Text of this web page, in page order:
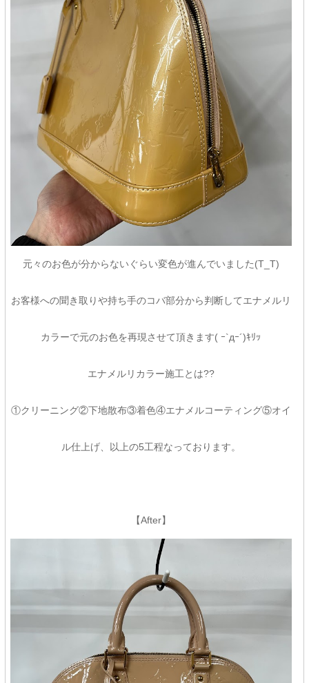
元々のお色が分からないぐらい変色が進んでいました(T_T)
お客様への聞き取りや持ち手のコバ部分から判断してエナメルリ
カラーで元のお色を再現させて頂きます( ｰ`дｰ´)ｷﾘｯ
エナメルリカラー施工とは??
①クリーニング②下地散布③着色④エナメルコーティング⑤オイ
ル仕上げ、以上の5工程なっております。
【After】